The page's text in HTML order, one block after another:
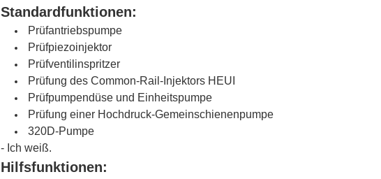
Standardfunktionen:
Prüfantriebspumpe
Prüfpiezoinjektor
Prüfventilinspritzer
Prüfung des Common-Rail-Injektors HEUI
Prüfpumpendüse und Einheitspumpe
Prüfung einer Hochdruck-Gemeinschienenpumpe
320D-Pumpe
- Ich weiß.
Hilfsfunktionen: